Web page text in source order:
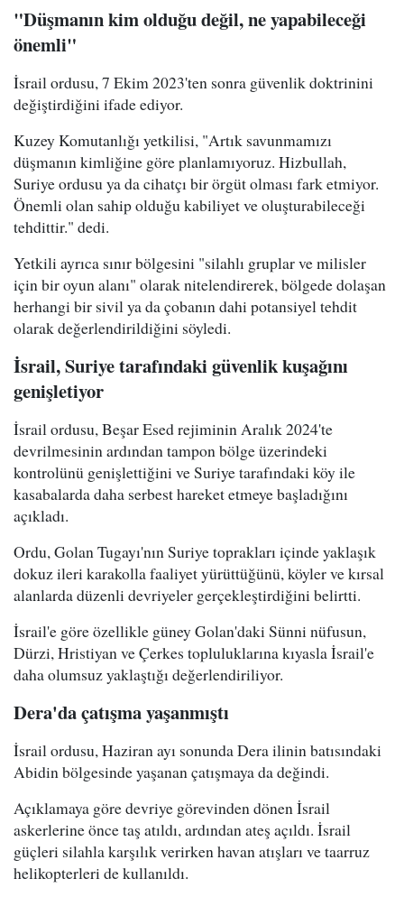
"Düşmanın kim olduğu değil, ne yapabileceği
önemli"
İsrail ordusu, 7 Ekim 2023'ten sonra güvenlik doktrinini
değiştirdiğini ifade ediyor.
Kuzey Komutanlığı yetkilisi, "Artık savunmamızı
düşmanın kimliğine göre planlamıyoruz. Hizbullah,
Suriye ordusu ya da cihatçı bir örgüt olması fark etmiyor.
Önemli olan sahip olduğu kabiliyet ve oluşturabileceği
tehdittir." dedi.
Yetkili ayrıca sınır bölgesini "silahlı gruplar ve milisler
için bir oyun alanı" olarak nitelendirerek, bölgede dolaşan
herhangi bir sivil ya da çobanın dahi potansiyel tehdit
olarak değerlendirildiğini söyledi.
İsrail, Suriye tarafındaki güvenlik kuşağını
genişletiyor
İsrail ordusu, Beşar Esed rejiminin Aralık 2024'te
devrilmesinin ardından tampon bölge üzerindeki
kontrolünü genişlettiğini ve Suriye tarafındaki köy ile
kasabalarda daha serbest hareket etmeye başladığını
açıkladı.
Ordu, Golan Tugayı'nın Suriye toprakları içinde yaklaşık
dokuz ileri karakolla faaliyet yürüttüğünü, köyler ve kırsal
alanlarda düzenli devriyeler gerçekleştirdiğini belirtti.
İsrail'e göre özellikle güney Golan'daki Sünni nüfusun,
Dürzi, Hristiyan ve Çerkes topluluklarına kıyasla İsrail'e
daha olumsuz yaklaştığı değerlendiriliyor.
Dera'da çatışma yaşanmıştı
İsrail ordusu, Haziran ayı sonunda Dera ilinin batısındaki
Abidin bölgesinde yaşanan çatışmaya da değindi.
Açıklamaya göre devriye görevinden dönen İsrail
askerlerine önce taş atıldı, ardından ateş açıldı. İsrail
güçleri silahla karşılık verirken havan atışları ve taarruz
helikopterleri de kullanıldı.